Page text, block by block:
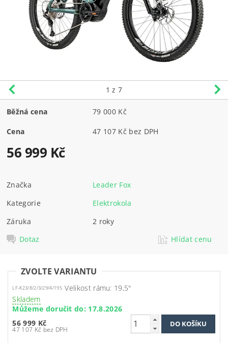
1 z 7
Běžná cena 79 000 Kč
Cena 47 107 Kč bez DPH
56 999 Kč
Značka
Leader Fox
Kategorie
Elektrokola
Záruka
2 roky
Dotaz
Hlídat cenu
ZVOLTE VARIANTU
LF-K23/8/2/3/29/4/195 Velikost rámu: 19,5"
Skladem
Můžeme doručit do: 17.8.2026
56 999 Kč
47 107 Kč bez DPH